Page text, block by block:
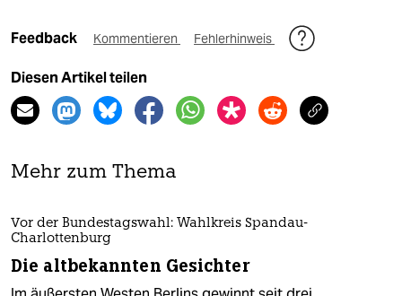
Feedback Kommentieren Fehlerhinweis
Diesen Artikel teilen
Mehr zum Thema
Vor der Bundestagswahl: Wahlkreis Spandau-
Charlottenburg
Die altbekannten Gesichter